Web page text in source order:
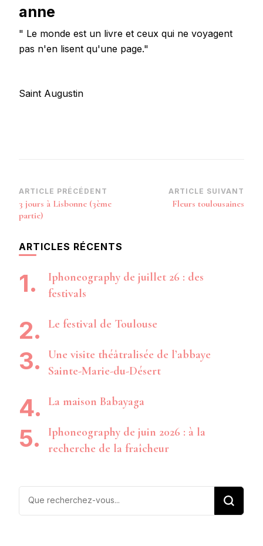
anne
" Le monde est un livre et ceux qui ne voyagent
pas n'en lisent qu'une page."
Saint Augustin
Navigation
d’article
ARTICLE PRÉCÉDENT
3 jours à Lisbonne (3ème
partie)
ARTICLE SUIVANT
Fleurs toulousaines
ARTICLES RÉCENTS
Iphoneography de juillet 26 : des
festivals
Le festival de Toulouse
Une visite théâtralisée de l’abbaye
Sainte-Marie-du-Désert
La maison Babayaga
Iphoneography de juin 2026 : à la
recherche de la fraîcheur
Vous
recherchiez